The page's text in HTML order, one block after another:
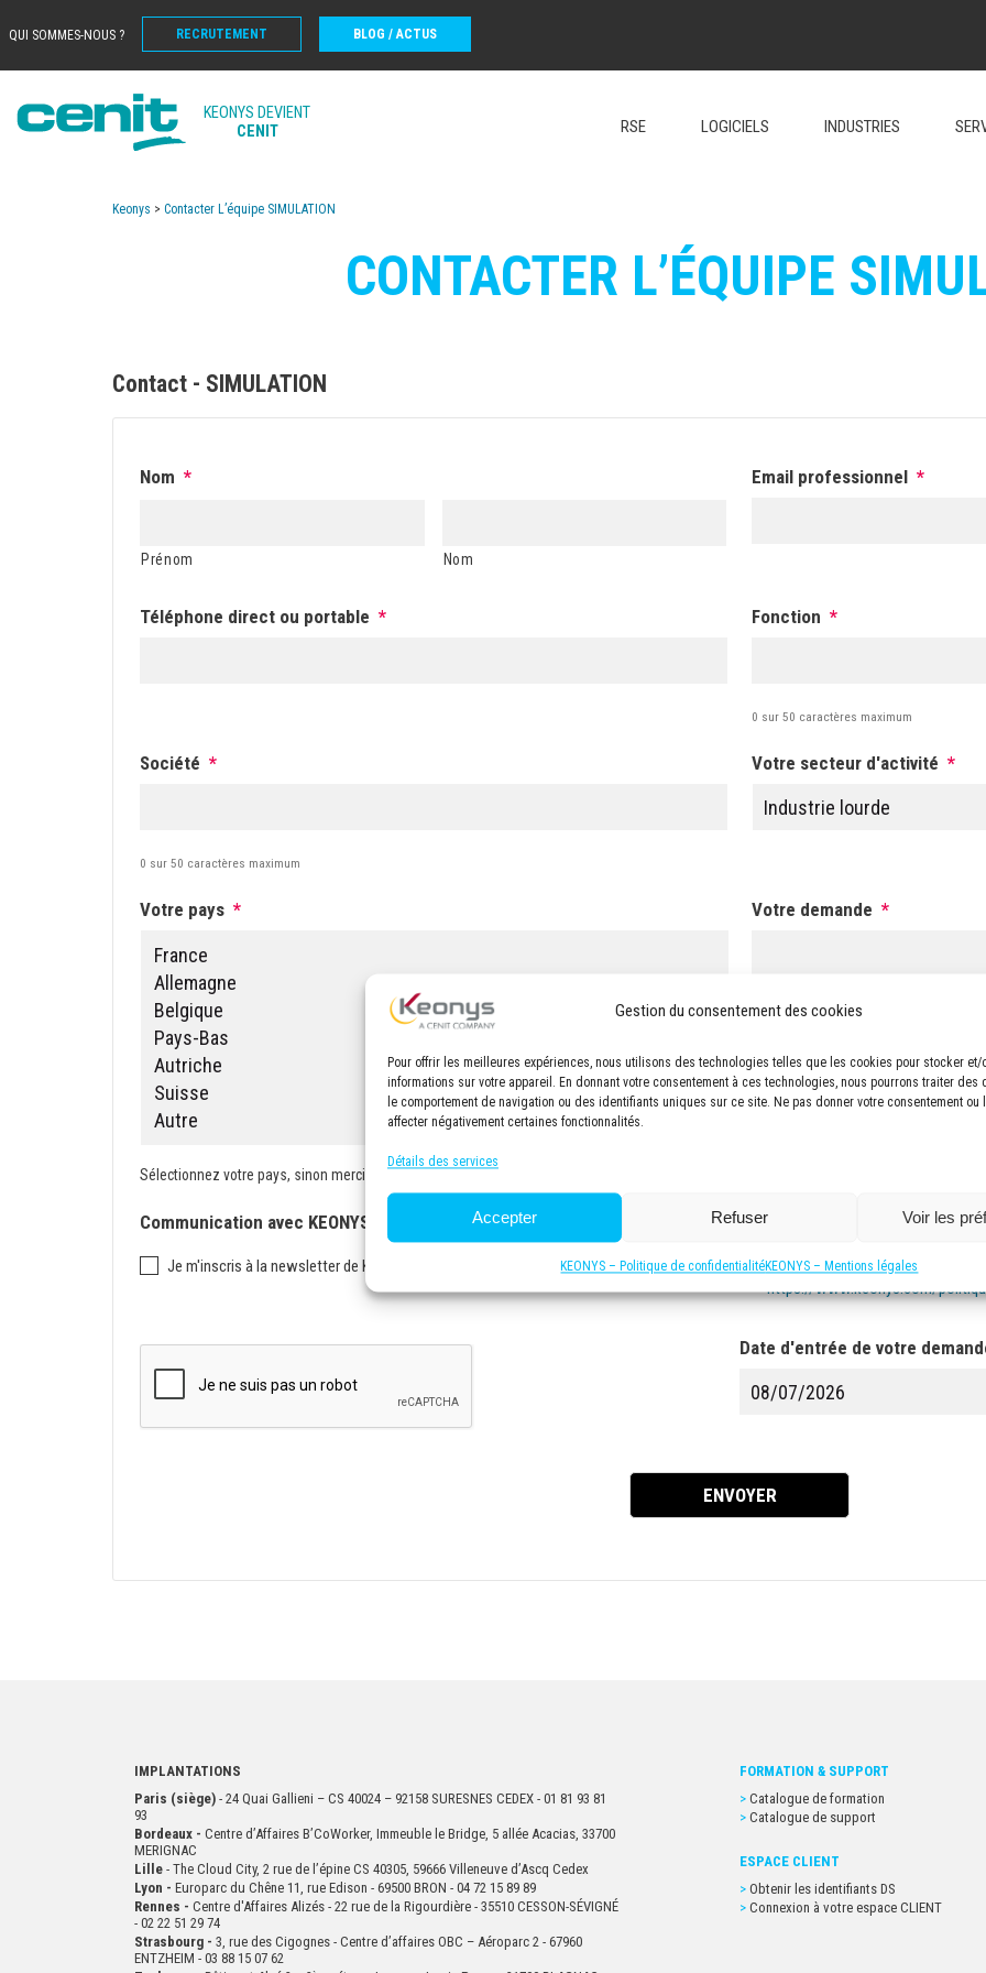
Gestion du consentement des cookies
Pour offrir les meilleures expériences, nous utilisons des technologies telles que les cookies pour stocker et/
informations sur votre appareil. En donnant votre consentement à ces technologies, nous pourrons traiter des
le comportement de navigation ou des identifiants uniques sur ce site. Ne pas donner votre consentement ou
affecter négativement certaines fonctionnalités.
Détails des services
Accepter Refuser Voir les
KEONYS – Politique de confidentialitéKEONYS – Mentions légales
QUI SOMMES-NOUS ? RECRUTEMENT BLOG / ACTUS
KEONYS DEVIENT
CENIT
RSE LOGICIELS INDUSTRIES
Keonys > Contacter L’équipe SIMULATION
CONTACTER L’ÉQUIPE
Contact - SIMULATION
Nom *
Prénom Nom
Email professionnel *
Téléphone direct ou portable * Fonction *
0 sur 50 caractères maximum
Société *
0 sur 50 caractères maximum
Votre secteur d'activité *
Votre pays *
Sélectionnez votre pays, sinon merci de préciser "Autre" dans le champ message.
Votre demande *
Communication avec KEONYS
Je m'inscris à la newsletter de KEONYS
Politique de confidentialité *
J'ai lu et accepté la politique de
https://www.keonys.com/
Date d'entrée de votre
IMPLANTATIONS
Paris (siège) - 24 Quai Gallieni – CS 40024 – 92158 SURESNES CEDEX - 01 81 93 81
93
Bordeaux - Centre d’Affaires B’CoWorker, Immeuble le Bridge, 5 allée Acacias, 33700
MERIGNAC
Lille - The Cloud City, 2 rue de l’épine CS 40305, 59666 Villeneuve d’Ascq Cedex
Lyon - Europarc du Chêne 11, rue Edison - 69500 BRON - 04 72 15 89 89
Rennes - Centre d'Affaires Alizés - 22 rue de la Rigourdière - 35510 CESSON-SÉVIGNÉ
- 02 22 51 29 74
Strasbourg - 3, rue des Cigognes - Centre d’affaires OBC – Aéroparc 2 - 67960
ENTZHEIM - 03 88 15 07 62
FORMATION & SUPPORT
Catalogue de formation
Catalogue de support
ESPACE CLIENT
Obtenir les identifiants DS
Connexion à votre espace CLIENT